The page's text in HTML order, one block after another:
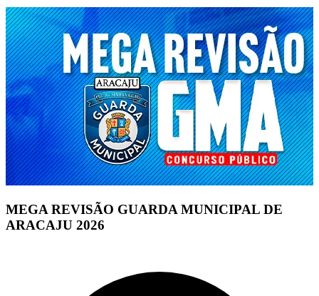
MEGA REVISÃO GUARDA MUNICIPAL DE
ARACAJU 2026